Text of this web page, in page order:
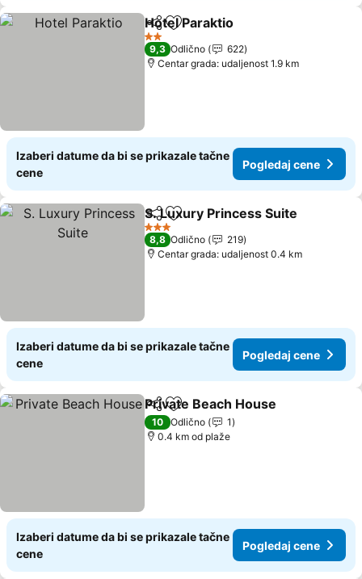
Deli Dodati u favorite
Hotel Paraktio
2 Zvezdice
9,3 Odlično
622
Centar grada: udaljenost 1.9 km
Izaberi datume da bi se prikazale tačne
cene
Pogledaj cene
Deli Dodati u favorite
S. Luxury Princess Suite
3 Zvezdice
8,8 Odlično
219
Centar grada: udaljenost 0.4 km
Izaberi datume da bi se prikazale tačne
cene
Pogledaj cene
Deli Dodati u favorite
Private Beach House
10 Odlično
1
0.4 km od plaže
Izaberi datume da bi se prikazale tačne
cene
Pogledaj cene